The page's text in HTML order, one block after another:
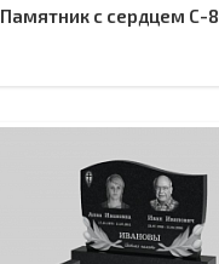
Памятник с сердцем С-8